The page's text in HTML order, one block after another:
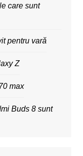
care sunt
pentru vară
Z
max
Buds 8 sunt